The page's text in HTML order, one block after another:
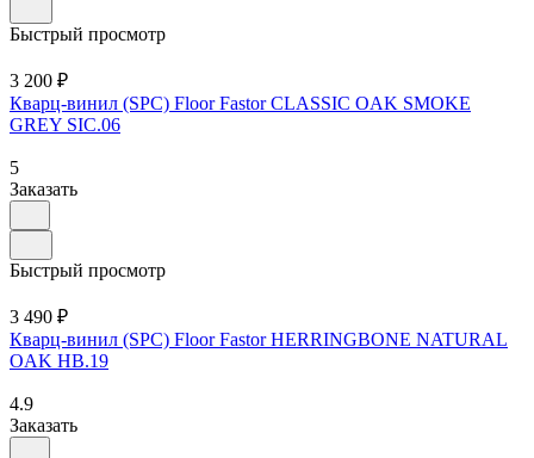
Быстрый просмотр
3 200 ₽
Кварц-винил (SPC) Floor Fastor CLASSIC OAK SMOKE
GREY SIC.06
5
Заказать
Быстрый просмотр
3 490 ₽
Кварц-винил (SPC) Floor Fastor HERRINGBONE NATURAL
OAK HB.19
4.9
Заказать